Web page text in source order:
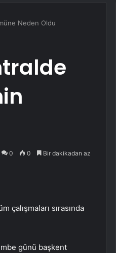
Neden Oldu
0 0 Bir dakikadan az
çalışmaları sırasında
günü başkent